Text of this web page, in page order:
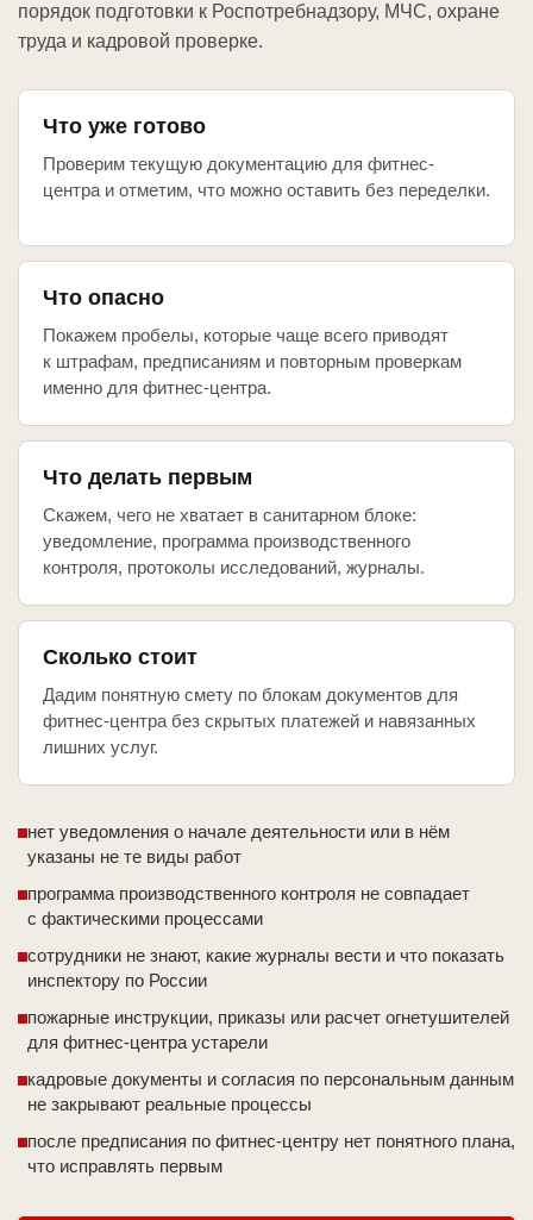
порядок подготовки к Роспотребнадзору, МЧС, охране
труда и кадровой проверке.
Что уже готово
Проверим текущую документацию для фитнес-
центра и отметим, что можно оставить без переделки.
Что опасно
Покажем пробелы, которые чаще всего приводят
к штрафам, предписаниям и повторным проверкам
именно для фитнес-центра.
Что делать первым
Скажем, чего не хватает в санитарном блоке:
уведомление, программа производственного
контроля, протоколы исследований, журналы.
Сколько стоит
Дадим понятную смету по блокам документов для
фитнес-центра без скрытых платежей и навязанных
лишних услуг.
нет уведомления о начале деятельности или в нём
указаны не те виды работ
программа производственного контроля не совпадает
с фактическими процессами
сотрудники не знают, какие журналы вести и что показать
инспектору по России
пожарные инструкции, приказы или расчет огнетушителей
для фитнес-центра устарели
кадровые документы и согласия по персональным данным
не закрывают реальные процессы
после предписания по фитнес-центру нет понятного плана,
что исправлять первым